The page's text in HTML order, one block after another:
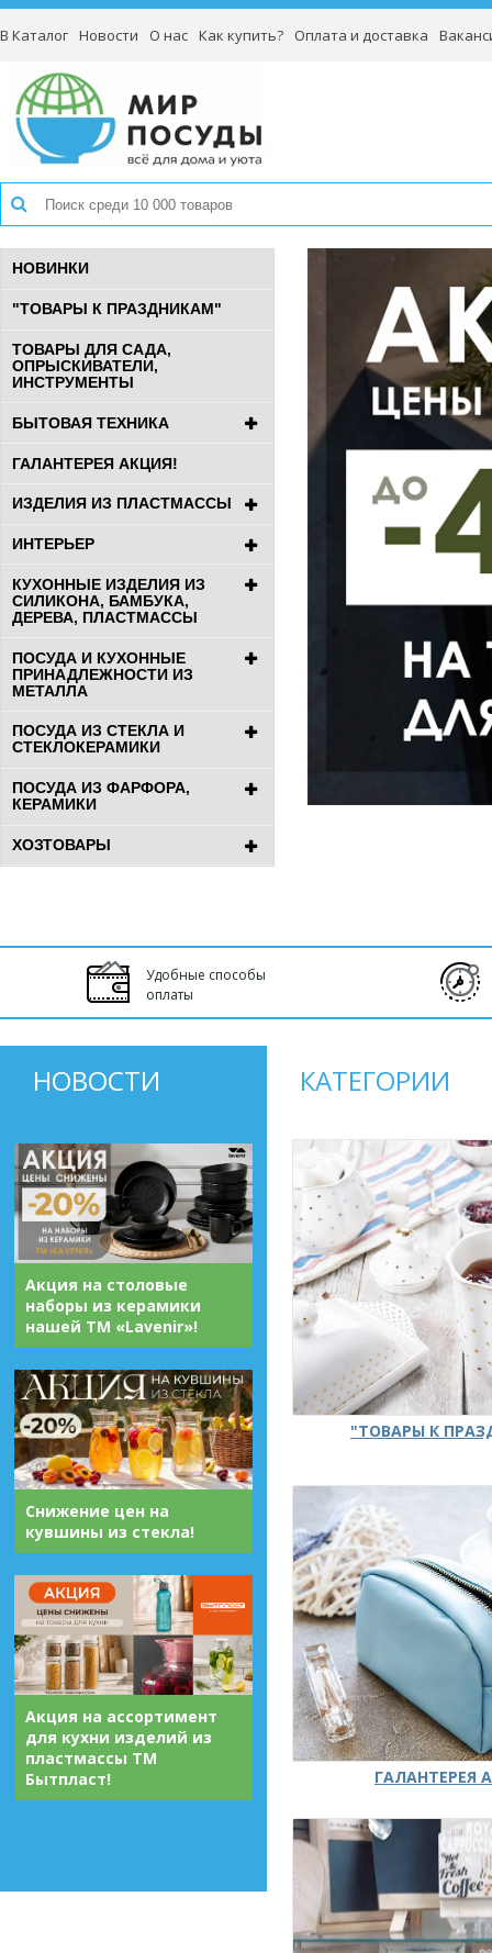
В Каталог Новости О нас Как купить? Оплата и доставка
НОВИНКИ
"ТОВАРЫ К ПРАЗДНИКАМ"
ТОВАРЫ ДЛЯ САДА,
ОПРЫСКИВАТЕЛИ,
ИНСТРУМЕНТЫ
БЫТОВАЯ ТЕХНИКА
ГАЛАНТЕРЕЯ АКЦИЯ!
ИЗДЕЛИЯ ИЗ ПЛАСТМАССЫ
ИНТЕРЬЕР
КУХОННЫЕ ИЗДЕЛИЯ ИЗ
СИЛИКОНА, БАМБУКА,
ДЕРЕВА, ПЛАСТМАССЫ
ПОСУДА И КУХОННЫЕ
ПРИНАДЛЕЖНОСТИ ИЗ
МЕТАЛЛА
ПОСУДА ИЗ СТЕКЛА И
СТЕКЛОКЕРАМИКИ
ПОСУДА ИЗ ФАРФОРА,
КЕРАМИКИ
ХОЗТОВАРЫ
Удобные способы
оплаты
НОВОСТИ
Акция на столовые
наборы из керамики
нашей ТМ «Lavenir»!
Снижение цен на
кувшины из стекла!
Акция на ассортимент
для кухни изделий из
пластмассы ТМ
Бытпласт!
КАТЕГОРИИ
"ТОВАРЫ К
ГАЛАНТЕРЕЯ